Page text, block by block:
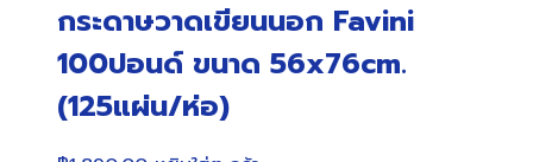
กระดาษวาดเขียนนอก Favini
100ปอนด์ ขนาด 56x76cm.
(125แผ่น/ห่อ)